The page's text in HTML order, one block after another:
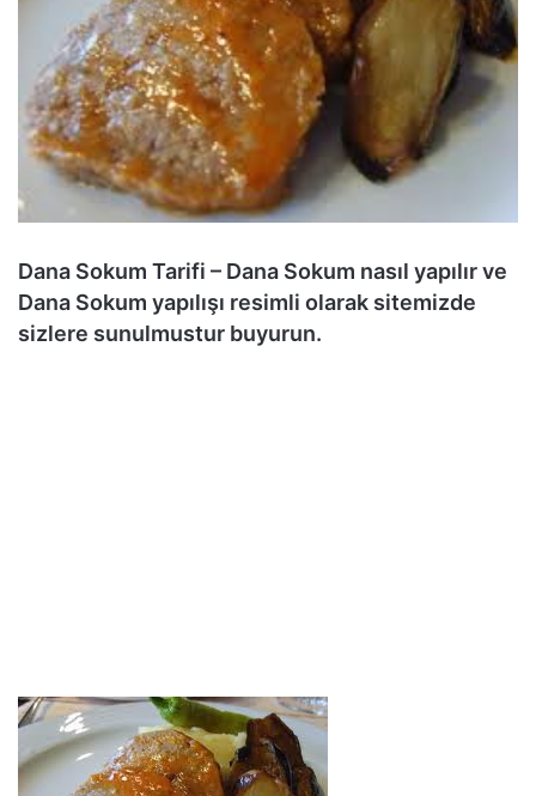
Dana Sokum Tarifi – Dana Sokum nasıl yapılır ve
Dana Sokum yapılışı resimli olarak sitemizde
sizlere sunulmustur buyurun.